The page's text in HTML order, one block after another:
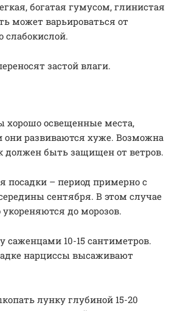
богатая гумусом, глинистая
может варьироваться от
слабокислой.
застой влаги.
освещенные места,
они развиваются хуже. Возможна
должен быть защищен от ветров.
посадки – период примерно с
сентября. В этом случае
до морозов.
саженцами 10-15 сантиметров.
нарциссы высаживают
лунку глубиной 15-20